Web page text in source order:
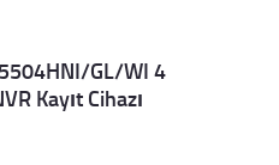
GL/WI 4
Kayıt Cihazı